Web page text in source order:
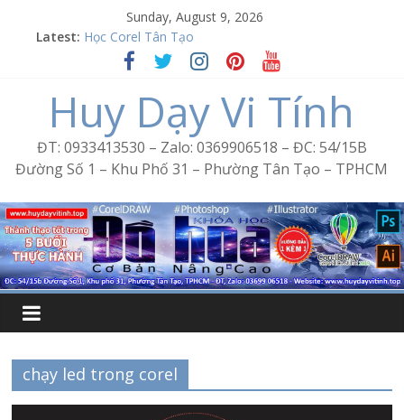
Sunday, August 9, 2026
Latest: Học Corel Tân Tạo
Cách tạo USB Boot bằng Ventoy
Khóa học Photoshop tại Tân Tạo
Excel Bình Trị Đông – Vi tính văn phòng cấp tốc
Word Bình Trị Đông – Tin học văn phòng cấp tốc
Huy Dạy Vi Tính
ĐT: 0933413530 – Zalo: 0369906518 – ĐC: 54/15B
Đường Số 1 – Khu Phố 31 – Phường Tân Tạo – TPHCM
chạy led trong corel